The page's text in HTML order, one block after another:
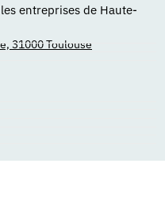
entreprises de Haute-
31000 Toulouse